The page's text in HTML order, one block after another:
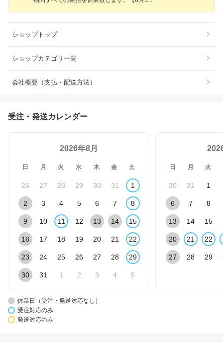
ショップトップ
ショップカテゴリ一覧
会社概要（支払・配送方法）
受注・発送カレンダー
2026年8月
日 月 火 水 木 金 土
26 27 28 29 30 31 1
2 3 4 5 6 7 8
9 10 11 12 13 14 15
16 17 18 19 20 21 22
23 24 25 26 27 28 29
30 31 1 2 3 4 5
日 月 火
30 31 1
6 7 8
13 14 15
20 21 22
27 28 29
休業日（受注・発送対応なし）
受注対応のみ
発送対応のみ